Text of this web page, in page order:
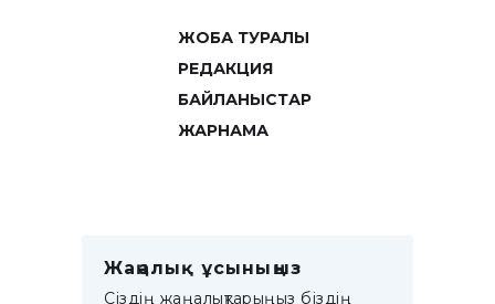
ЖОБА ТУРАЛЫ
РЕДАКЦИЯ
БАЙЛАНЫСТАР
ЖАРНАМА
Жаңалық ұсыныңыз
Сіздің жаңалықтарыңыз біздің